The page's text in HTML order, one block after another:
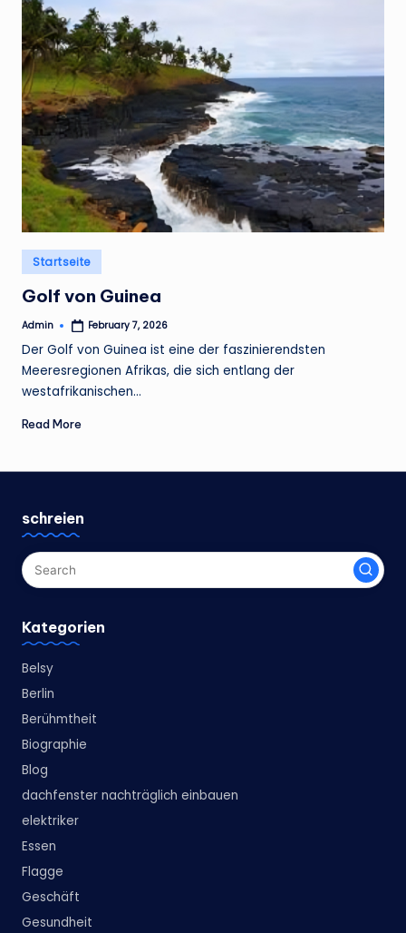
Posted
in
Startseite
Golf von Guinea
Posted
Admin February 7, 2026
Der Golf von Guinea ist eine der faszinierendsten
Meeresregionen Afrikas, die sich entlang der
westafrikanischen…
Read More
schreien
Kategorien
Belsy
Berlin
Berühmtheit
Biographie
Blog
dachfenster nachträglich einbauen
elektriker
Essen
Flagge
Geschäft
Gesundheit